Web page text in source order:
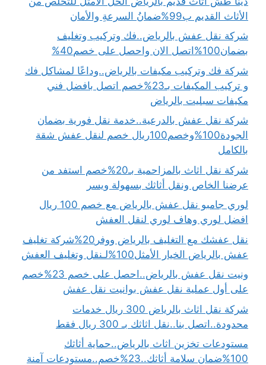
الأثاث القديم ب99%ضمانُ السرعةِ والأمان
شركة نقل عفش بالرياض..فك وتركيب وتغليف
بضمان100%اتصل الان واحصل على خصم40%
شركة فك وتركيب مكيفات بالرياض..وداعًا لمشاكل فك
و تركيب المكيفات بـ23%خصم اتصل بافضل فني
مكيفات سبليت بالرياض
شركة نقل عفش بالدرعية..خدمة نقل فورية بضمان
الجودة100%وخصم100ريال خصم لنقل عفش شقة
بالكامل
شركة نقل اثاث بالمزاحمية بـ20%خصم استفد من
عرضنا الخاص ونقل أثاثك بسهولة ويسر
لوري جامبو نقل عفش بالرياض مع خصم 100 ريال
افضل لوري وهاف لوري لنقل العفش
نقل عفشك مع التغليف بالرياض ووفر20%شركة تغليف
عفش بالرياض الخيار الأمثل100%لـنقل وتغليف العفش
ونيت نقل عفش بالرياض..احصل على خصم 23%خصم
على أول عملية نقل عفش بوانيت نقل عفش
شركة نقل اثاث بالرياض 300 ريال خدمات
محدودة..اتصل بنا..نقل اثاثك بـ 300 ريال فقط
مستودعات تخزين اثاث بالرياض..حماية أثاثك
100%ضمان سلامة أثاثك..23%خصم..مستودعات آمنة